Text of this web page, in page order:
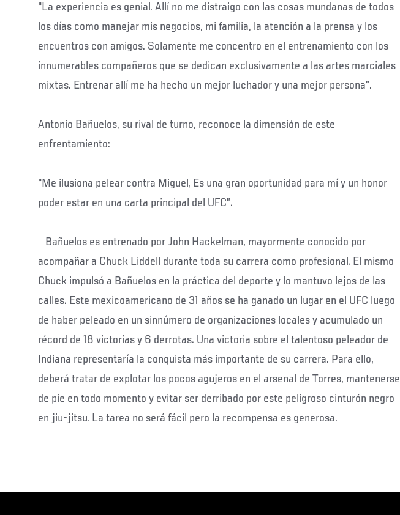
“La experiencia es genial. Allí no me distraigo con las cosas mundanas de todos
los días como manejar mis negocios, mi familia, la atención a la prensa y los
encuentros con amigos. Solamente me concentro en el entrenamiento con los
innumerables compañeros que se dedican exclusivamente a las artes marciales
mixtas. Entrenar allí me ha hecho un mejor luchador y una mejor persona”.
Antonio Bañuelos, su rival de turno, reconoce la dimensión de este
enfrentamiento:
“Me ilusiona pelear contra Miguel, Es una gran oportunidad para mí y un honor
poder estar en una carta principal del UFC”.
Bañuelos es entrenado por John Hackelman, mayormente conocido por
acompañar a Chuck Liddell durante toda su carrera como profesional. El mismo
Chuck impulsó a Bañuelos en la práctica del deporte y lo mantuvo lejos de las
calles. Este mexicoamericano de 31 años se ha ganado un lugar en el UFC luego
de haber peleado en un sinnúmero de organizaciones locales y acumulado un
récord de 18 victorias y 6 derrotas. Una victoria sobre el talentoso peleador de
Indiana representaría la conquista más importante de su carrera. Para ello,
deberá tratar de explotar los pocos agujeros en el arsenal de Torres, mantenerse
de pie en todo momento y evitar ser derribado por este peligroso cinturón negro
en jiu-jitsu. La tarea no será fácil pero la recompensa es generosa.